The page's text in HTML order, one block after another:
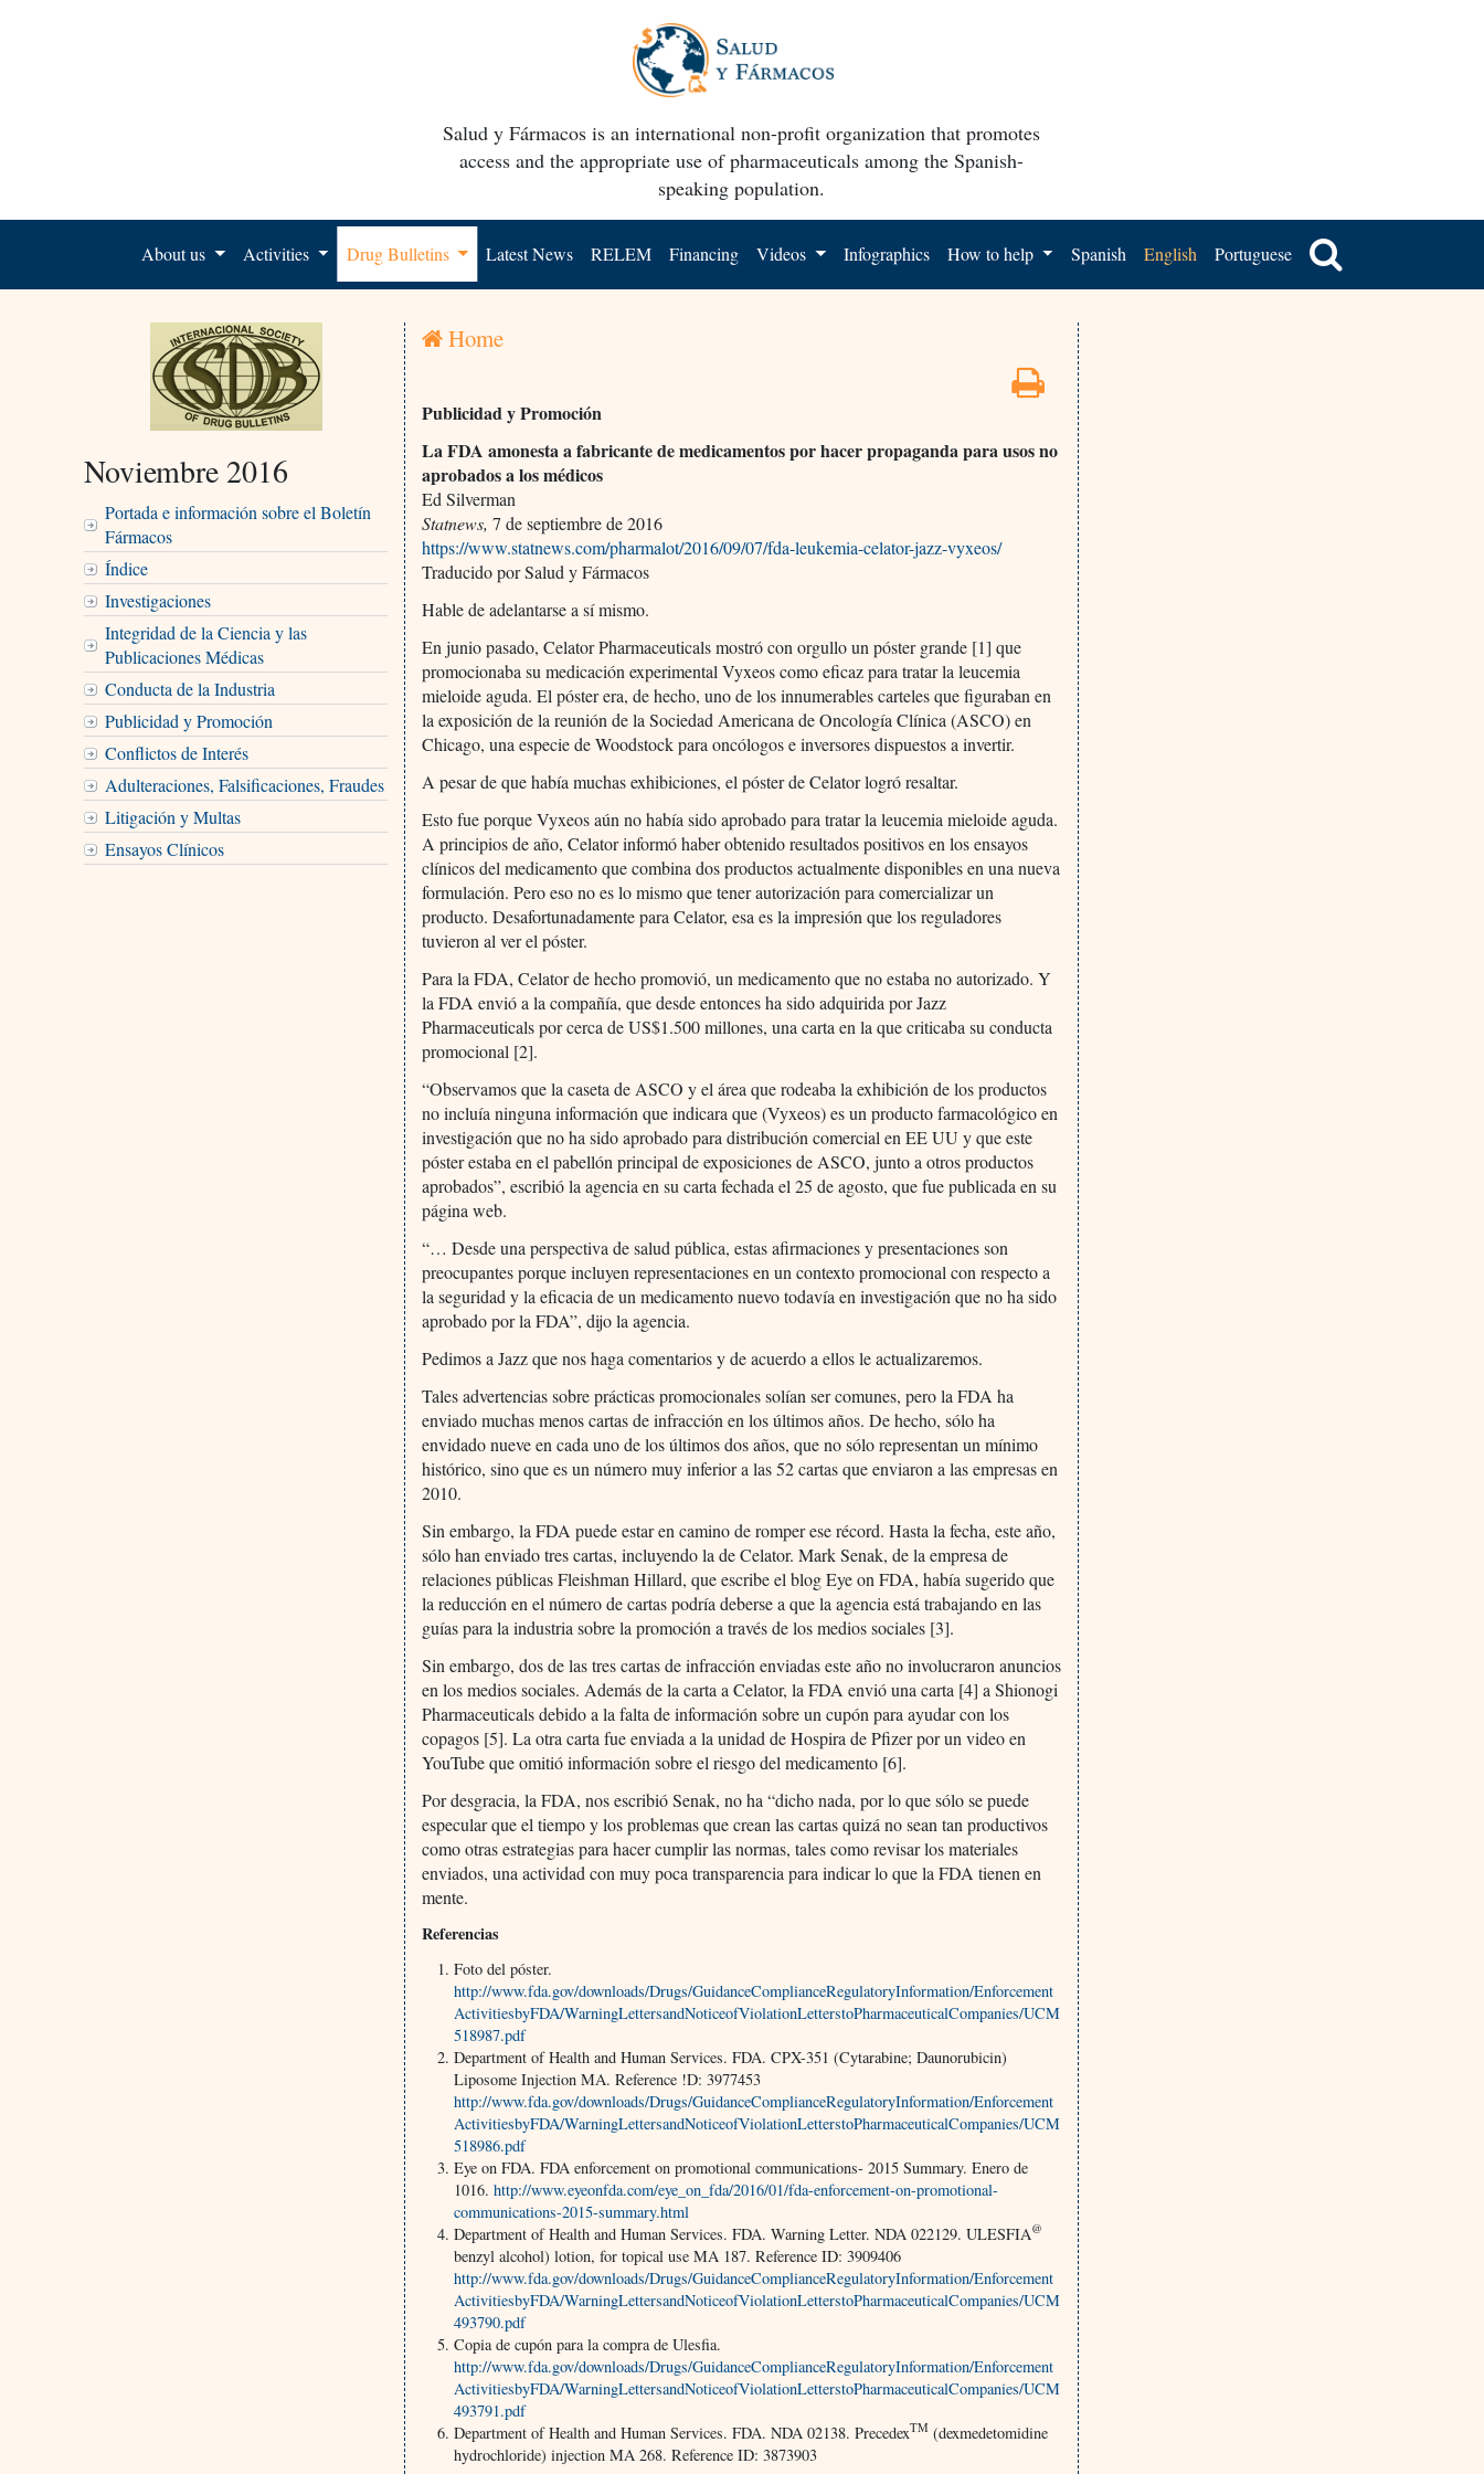
Salud y Fármacos is an international non-profit organization that promotes
access and the appropriate use of pharmaceuticals among the Spanish-
speaking population.
About us Activities Drug Bulletins Latest News RELEM Financing Videos Infographics How to help Spanish English Portuguese
Noviembre 2016
Portada e información sobre el Boletín
Fármacos
Índice
Investigaciones
Integridad de la Ciencia y las
Publicaciones Médicas
Conducta de la Industria
Publicidad y Promoción
Conflictos de Interés
Adulteraciones, Falsificaciones, Fraudes
Litigación y Multas
Ensayos Clínicos
Home
Publicidad y Promoción
La FDA amonesta a fabricante de medicamentos por hacer propaganda para usos no
aprobados a los médicos
Ed Silverman
Statnews, 7 de septiembre de 2016
https://www.statnews.com/pharmalot/2016/09/07/fda-leukemia-celator-jazz-vyxeos/
Traducido por Salud y Fármacos
Hable de adelantarse a sí mismo.
En junio pasado, Celator Pharmaceuticals mostró con orgullo un póster grande [1] que
promocionaba su medicación experimental Vyxeos como eficaz para tratar la leucemia
mieloide aguda. El póster era, de hecho, uno de los innumerables carteles que figuraban en
la exposición de la reunión de la Sociedad Americana de Oncología Clínica (ASCO) en
Chicago, una especie de Woodstock para oncólogos e inversores dispuestos a invertir.
A pesar de que había muchas exhibiciones, el póster de Celator logró resaltar.
Esto fue porque Vyxeos aún no había sido aprobado para tratar la leucemia mieloide aguda.
A principios de año, Celator informó haber obtenido resultados positivos en los ensayos
clínicos del medicamento que combina dos productos actualmente disponibles en una nueva
formulación. Pero eso no es lo mismo que tener autorización para comercializar un
producto. Desafortunadamente para Celator, esa es la impresión que los reguladores
tuvieron al ver el póster.
Para la FDA, Celator de hecho promovió, un medicamento que no estaba no autorizado. Y
la FDA envió a la compañía, que desde entonces ha sido adquirida por Jazz
Pharmaceuticals por cerca de US$1.500 millones, una carta en la que criticaba su conducta
promocional [2].
“Observamos que la caseta de ASCO y el área que rodeaba la exhibición de los productos
no incluía ninguna información que indicara que (Vyxeos) es un producto farmacológico en
investigación que no ha sido aprobado para distribución comercial en EE UU y que este
póster estaba en el pabellón principal de exposiciones de ASCO, junto a otros productos
aprobados”, escribió la agencia en su carta fechada el 25 de agosto, que fue publicada en su
página web.
“… Desde una perspectiva de salud pública, estas afirmaciones y presentaciones son
preocupantes porque incluyen representaciones en un contexto promocional con respecto a
la seguridad y la eficacia de un medicamento nuevo todavía en investigación que no ha sido
aprobado por la FDA”, dijo la agencia.
Pedimos a Jazz que nos haga comentarios y de acuerdo a ellos le actualizaremos.
Tales advertencias sobre prácticas promocionales solían ser comunes, pero la FDA ha
enviado muchas menos cartas de infracción en los últimos años. De hecho, sólo ha
envidado nueve en cada uno de los últimos dos años, que no sólo representan un mínimo
histórico, sino que es un número muy inferior a las 52 cartas que enviaron a las empresas en
2010.
Sin embargo, la FDA puede estar en camino de romper ese récord. Hasta la fecha, este año,
sólo han enviado tres cartas, incluyendo la de Celator. Mark Senak, de la empresa de
relaciones públicas Fleishman Hillard, que escribe el blog Eye on FDA, había sugerido que
la reducción en el número de cartas podría deberse a que la agencia está trabajando en las
guías para la industria sobre la promoción a través de los medios sociales [3].
Sin embargo, dos de las tres cartas de infracción enviadas este año no involucraron anuncios
en los medios sociales. Además de la carta a Celator, la FDA envió una carta [4] a Shionogi
Pharmaceuticals debido a la falta de información sobre un cupón para ayudar con los
copagos [5]. La otra carta fue enviada a la unidad de Hospira de Pfizer por un video en
YouTube que omitió información sobre el riesgo del medicamento [6].
Por desgracia, la FDA, nos escribió Senak, no ha “dicho nada, por lo que sólo se puede
especular que el tiempo y los problemas que crean las cartas quizá no sean tan productivos
como otras estrategias para hacer cumplir las normas, tales como revisar los materiales
enviados, una actividad con muy poca transparencia para indicar lo que la FDA tienen en
mente.
Referencias
Foto del póster.
http://www.fda.gov/downloads/Drugs/GuidanceComplianceRegulatoryInformation/Enforcement
ActivitiesbyFDA/WarningLettersandNoticeofViolationLetterstoPharmaceuticalCompanies/UCM
518987.pdf
Department of Health and Human Services. FDA. CPX-351 (Cytarabine; Daunorubicin)
Liposome Injection MA. Reference !D: 3977453
http://www.fda.gov/downloads/Drugs/GuidanceComplianceRegulatoryInformation/Enforcement
ActivitiesbyFDA/WarningLettersandNoticeofViolationLetterstoPharmaceuticalCompanies/UCM
518986.pdf
Eye on FDA. FDA enforcement on promotional communications- 2015 Summary. Enero de
1016.http://www.eyeonfda.com/eye_on_fda/2016/01/fda-enforcement-on-promotional-
communications-2015-summary.html
Department of Health and Human Services. FDA. Warning Letter. NDA 022129. ULESFIA@
benzyl alcohol) lotion, for topical use MA 187. Reference ID: 3909406
http://www.fda.gov/downloads/Drugs/GuidanceComplianceRegulatoryInformation/Enforcement
ActivitiesbyFDA/WarningLettersandNoticeofViolationLetterstoPharmaceuticalCompanies/UCM
493790.pdf
Copia de cupón para la compra de Ulesfia.
http://www.fda.gov/downloads/Drugs/GuidanceComplianceRegulatoryInformation/Enforcement
ActivitiesbyFDA/WarningLettersandNoticeofViolationLetterstoPharmaceuticalCompanies/UCM
493791.pdf
Department of Health and Human Services. FDA. NDA 02138. PrecedexTM (dexmedetomidine
hydrochloride) injection MA 268. Reference ID: 3873903